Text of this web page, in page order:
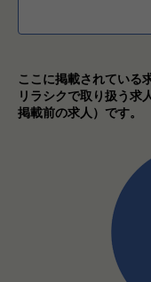
ここに掲載されている
リラシクで取り扱う求
掲載前の求人）です。